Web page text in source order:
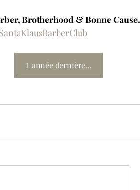
Brotherhood & Bonne Cause.
L'année dernière...